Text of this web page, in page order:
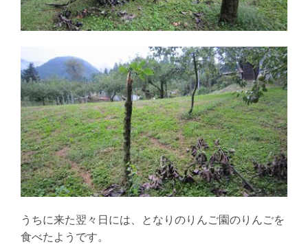
うちに来た翌々日には、となりのりんご園のりんごを
食べたようです。